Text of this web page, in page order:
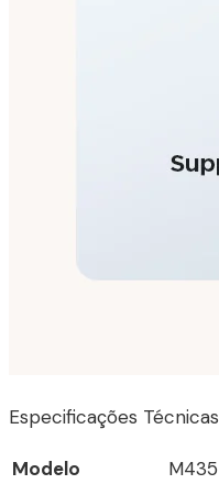
Especificações Técnicas
Modelo
M435